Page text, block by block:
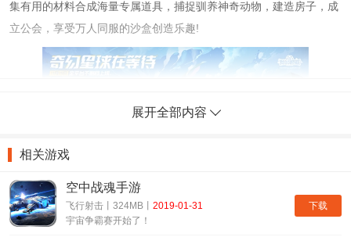
集有用的材料合成海量专属道具，捕捉驯养神奇动物，建造房子，成
立公会，享受万人同服的沙盒创造乐趣!
创造营R1SE男团代言!起源星球全新旅程
11月15日，R1SE男团为腾讯革新级沙盒MMO手游《我的起
展开全部内容
相关游戏
下载
空中战魂手游
飞行射击丨324MB丨 2019-01-31
宇宙争霸赛开始了！